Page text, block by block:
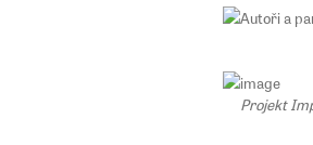
Projekt